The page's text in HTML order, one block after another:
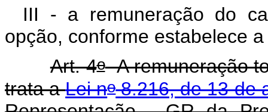
III - a remuneração do
opção, conforme estabelece a
Art. 4oA remuneração
trata aLei no8.216, de 13 de